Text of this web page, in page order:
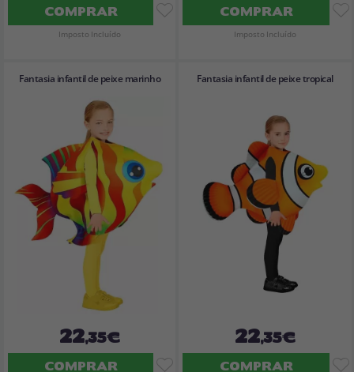
COMPRAR
Imposto Incluído
COMPRAR
Imposto Incluído
Fantasia infantil de peixe marinho
22,35€
COMPRAR
Fantasia infantil de peixe tropical
22,35€
COMPRAR